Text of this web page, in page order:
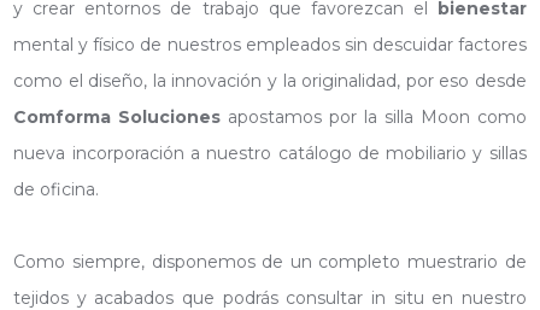
y crear entornos de trabajo que favorezcan el bienestar
mental y físico de nuestros empleados sin descuidar factores
como el diseño, la innovación y la originalidad, por eso desde
Comforma Soluciones apostamos por la silla Moon como
nueva incorporación a nuestro catálogo de mobiliario y sillas
de oficina.
Como siempre, disponemos de un completo muestrario de
tejidos y acabados que podrás consultar in situ en nuestro